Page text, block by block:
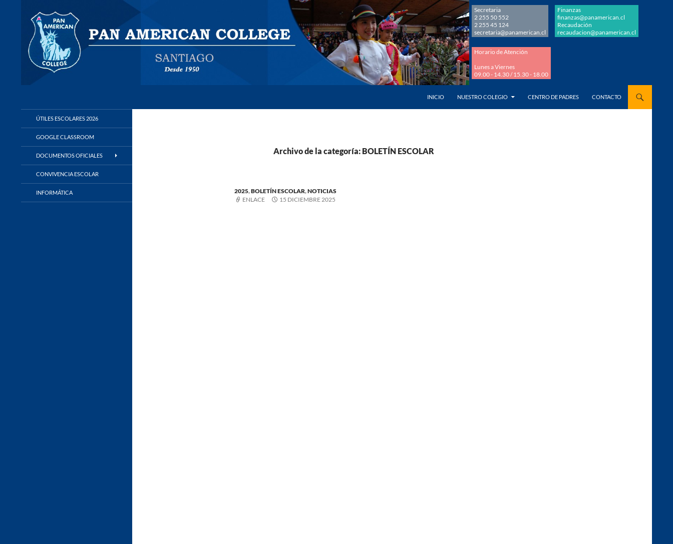
Secretaria
2 255 50 552
2 255 45 124
secretaria@panamerican.cl
Finanzas
finanzas@panamerican.cl
Recaudación
recaudacion@panamerican.cl
Horario de Atención
Lunes a Viernes
09.00 - 14.30 / 15.30 - 18.00
INICIO
NUESTRO COLEGIO CENTRO DE PADRES CONTACTO
Archivo de la categoría: BOLETÍN ESCOLAR
2025,BOLETÍN ESCOLAR,NOTICIAS
ENLACE
15 DICIEMBRE 2025
ÚTILES ESCOLARES 2026
GOOGLE CLASSROOM
DOCUMENTOS OFICIALES
CONVIVENCIA ESCOLAR
INFORMÁTICA